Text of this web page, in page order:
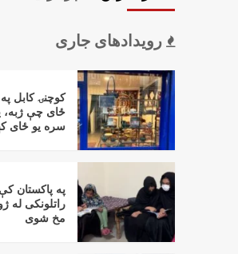
رویدادهای جاری
کوچنۍ کابل
ځای چې ژبه،
سره یو ځای
په پاکستان
راتلونکی له
مخ شوی